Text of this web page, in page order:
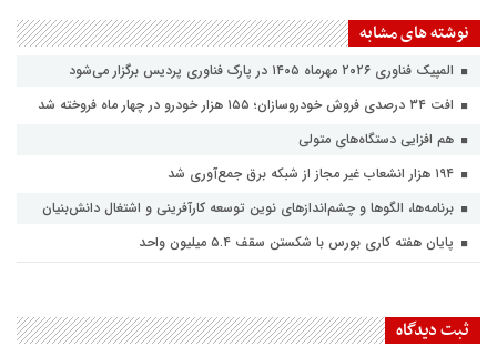
نوشته های مشابه
المپیک فناوری ۲۰۲۶ مهرماه ۱۴۰۵ در پارک فناوری پردیس برگزار می‌شود
افت ۳۴ درصدی فروش خودروسازان؛ ۱۵۵ هزار خودرو در چهار ماه فروخته شد
هم افزایی دستگاه‌های متولی
برنامه‌ها، الگوها و چشم‌اندازهای نوین توسعه کارآفرینی و اشتغال دانش‌بنیان
پایان هفته کاری بورس با شکستن سقف ۵.۴ میلیون واحد
ثبت دیدگاه